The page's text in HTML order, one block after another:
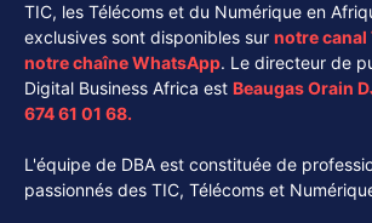
TIC, les Télécoms et du Numérique en
exclusives sont disponibles sur notre canal
notre chaîneWhatsApp. Le directeur de
Digital Business Africa est Beaugas Orain
674 61 01 68.
L'équipe de DBA est constituée de
passionnés des TIC, Télécoms et